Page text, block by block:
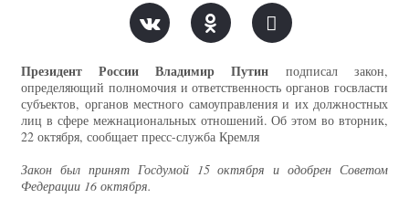
Президент России Владимир Путин подписал закон,
определяющий полномочия и ответственность органов госвласти
субъектов, органов местного самоуправления и их должностных
лиц в сфере межнациональных отношений. Об этом во вторник,
22 октября, сообщает пресс-служба Кремля
Закон был принят Госдумой 15 октября и одобрен Советом
Федерации 16 октября.